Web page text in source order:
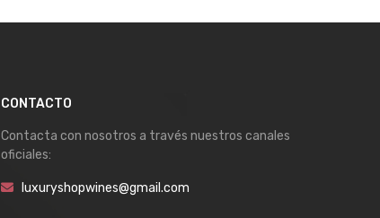
CONTACTO
Contacta con nosotros a través nuestros canales
oficiales:
luxuryshopwines@gmail.com